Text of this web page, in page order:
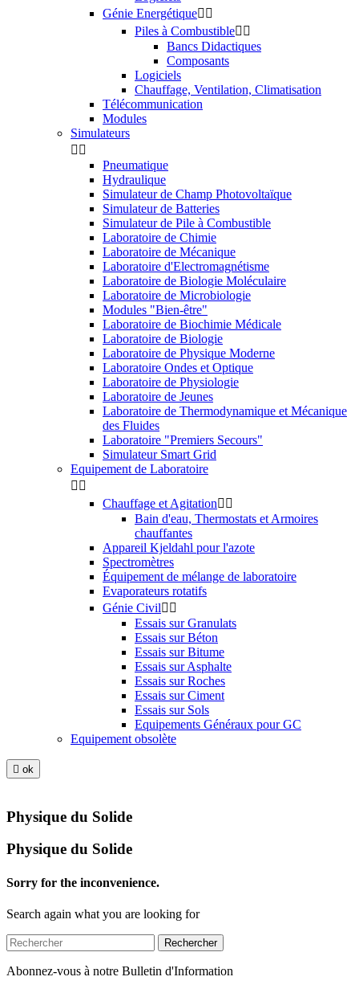
Génie Energétique 
Piles à Combustible 
Bancs Didactiques
Composants
Logiciels
Chauffage, Ventilation, Climatisation
Télécommunication
Modules
Simulateurs
 
Pneumatique
Hydraulique
Simulateur de Champ Photovoltaïque
Simulateur de Batteries
Simulateur de Pile à Combustible
Laboratoire de Chimie
Laboratoire de Mécanique
Laboratoire d'Electromagnétisme
Laboratoire de Biologie Moléculaire
Laboratoire de Microbiologie
Modules "Bien-être"
Laboratoire de Biochimie Médicale
Laboratoire de Biologie
Laboratoire de Physique Moderne
Laboratoire Ondes et Optique
Laboratoire de Physiologie
Laboratoire de Jeunes
Laboratoire de Thermodynamique et Mécanique
des Fluides
Laboratoire "Premiers Secours"
Simulateur Smart Grid
Equipement de Laboratoire
 
Chauffage et Agitation 
Bain d'eau, Thermostats et Armoires
chauffantes
Appareil Kjeldahl pour l'azote
Spectromètres
Équipement de mélange de laboratoire
Evaporateurs rotatifs
Génie Civil 
Essais sur Granulats
Essais sur Béton
Essais sur Bitume
Essais sur Asphalte
Essais sur Roches
Essais sur Ciment
Essais sur Sols
Equipements Généraux pour GC
Equipement obsolète
 ok
Physique du Solide
Physique du Solide
Sorry for the inconvenience.
Search again what you are looking for
Rechercher
Abonnez-vous à notre Bulletin d'Information